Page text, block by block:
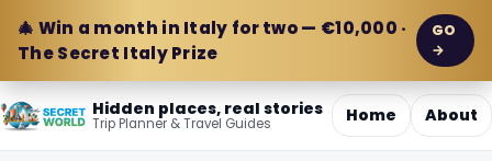
🎄 Win a month in Italy for two — €10,000 ·
The Secret Italy Prize
GO
→
Hidden places, real stories
Trip Planner & Travel Guides Home About